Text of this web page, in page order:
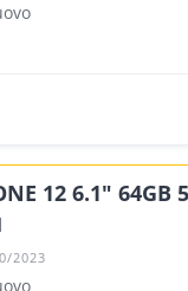
12 6.1" 64GB
2023